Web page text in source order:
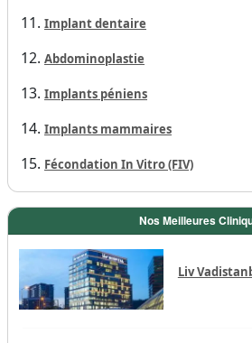
Implant dentaire
Abdominoplastie
Implants péniens
Implants mammaires
Fécondation In Vitro (FIV)
Nos Meilleures
Liv